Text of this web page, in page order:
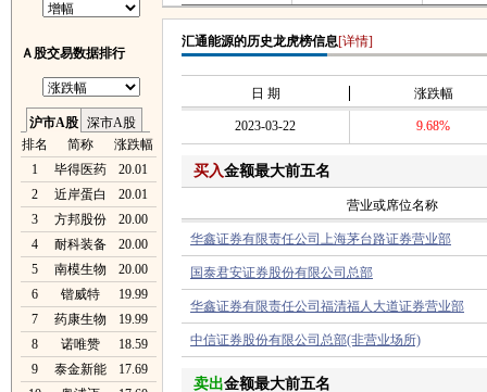
Ａ股交易数据排行
沪市A股 深市A股
排名
简称
涨跌幅
1
毕得医药
20.01
2
近岸蛋白
20.01
3
方邦股份
20.00
4
耐科装备
20.00
5
南模生物
20.00
6
锴威特
19.99
7
药康生物
19.99
8
诺唯赞
18.59
9
泰金新能
17.69
汇通能源的历史龙虎榜信息[详情]
日 期 涨跌幅
2023-03-22 9.68%
买入金额最大前五名
营业或席位名称
华鑫证券有限责任公司上海茅台路证券营业部
国泰君安证券股份有限公司总部
华鑫证券有限责任公司福清福人大道证券营业部
中信证券股份有限公司总部(非营业场所)
卖出金额最大前五名